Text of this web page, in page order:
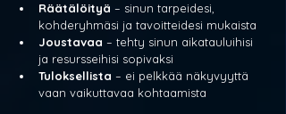
Räätälöityä – sinun tarpeidesi,
kohderyhmäsi ja tavoitteidesi mukaista
Joustavaa – tehty sinun aikatauluihisi
ja resursseihisi sopivaksi
Tuloksellista – ei pelkkää näkyvyyttä
vaan vaikuttavaa kohtaamista